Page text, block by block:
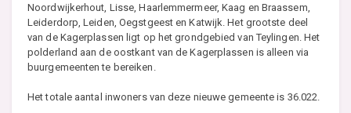
Noordwijkerhout, Lisse, Haarlemmermeer, Kaag en Braassem,
Leiderdorp, Leiden, Oegstgeest en Katwijk. Het grootste deel
van de Kagerplassen ligt op het grondgebied van Teylingen. Het
polderland aan de oostkant van de Kagerplassen is alleen via
buurgemeenten te bereiken.
Het totale aantal inwoners van deze nieuwe gemeente is 36.022.